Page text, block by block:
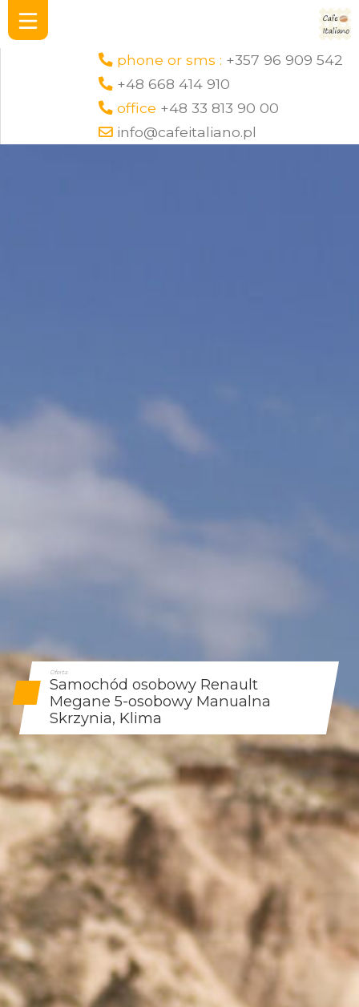
phone or sms : +357 96 909 542
+48 668 414 910
office +48 33 813 90 00
info@cafeitaliano.pl
Oferta
Samochód osobowy Renault
Megane 5-osobowy Manualna
Skrzynia, Klima